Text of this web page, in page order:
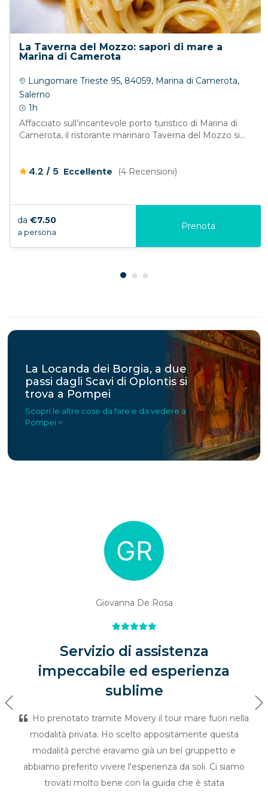
La Taverna del Mozzo: sapori di mare a
Marina di Camerota
Lungomare Trieste 95, 84059, Marina di Camerota,
Salerno
1h
Affacciato sull’incantevole porto turistico di Marina di
Camerota, il ristorante marinaro Taverna del Mozzo si...
4.2 / 5 Eccellente (4 Recensioni)
da €7.50
a persona
Prenota
La Locanda dei Borgia, a due
passi dagli Scavi di Oplontis si
trova a Pompei
Scopri le altre cose da fare e da vedere a
Pompei >
Giovanna De Rosa
Servizio di assistenza
impeccabile ed esperienza
sublime
Ho prenotato tramite Movery il tour mare fuori nella
modalità privata. Ho scelto appositamente questa
modalità perché eravamo già un bel gruppetto e
abbiamo preferito vivere l'esperienza da soli. Ci siamo
trovati molto bene con la guida che è stata
Previous